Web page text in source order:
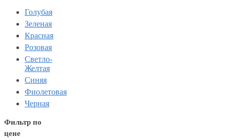
Голубая
Зеленая
Красная
Розовая
Светло-
Желтая
Синяя
Фиолетовая
Черная
Фильтр по
цене